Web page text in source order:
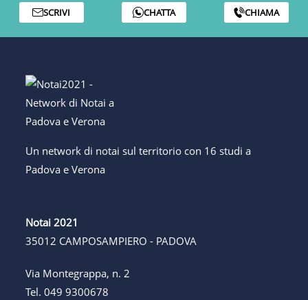
SCRIVI CHATTA CHIAMA
Un network di notai sul territorio con 16 studi a
Padova e Verona
Notai 2021
35012 CAMPOSAMPIERO - PADOVA
Via Montegrappa, n. 2
Tel.049 9300678